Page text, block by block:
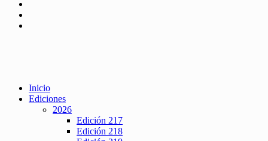
Inicio
Ediciones
2026
Edición 217
Edición 218